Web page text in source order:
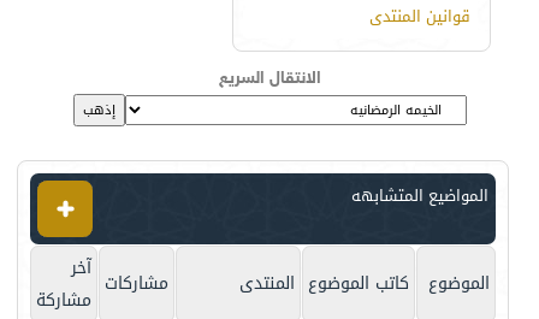
قوانين المنتدى
الانتقال السريع
المواضيع المتشابهه
الموضوع كاتب الموضوع المنتدى مشاركات آخر
مشاركة